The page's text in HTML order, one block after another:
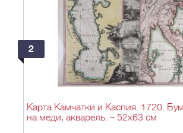
2
Карта Камчатки и Каспия. 1720.
на меди, акварель. – 52х63 см